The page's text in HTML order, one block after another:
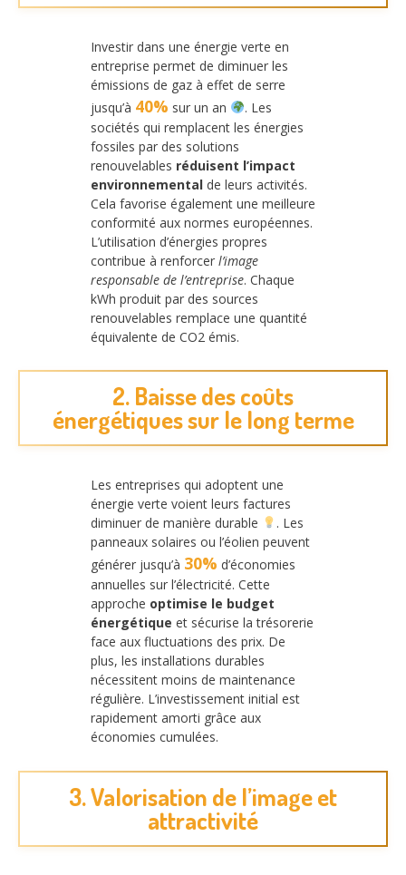
Investir dans une énergie verte en
entreprise permet de diminuer les
émissions de gaz à effet de serre
jusqu’à 40% sur un an
. Les
sociétés qui remplacent les énergies
fossiles par des solutions
renouvelables réduisent l’impact
environnemental de leurs activités.
Cela favorise également une meilleure
conformité aux normes européennes.
L’utilisation d’énergies propres
contribue à renforcer l’image
responsable de l’entreprise. Chaque
kWh produit par des sources
renouvelables remplace une quantité
équivalente de CO2 émis.
2. Baisse des coûts
énergétiques sur le long terme
Les entreprises qui adoptent une
énergie verte voient leurs factures
diminuer de manière durable
. Les
panneaux solaires ou l’éolien peuvent
générer jusqu’à 30% d’économies
annuelles sur l’électricité. Cette
approche optimise le budget
énergétique et sécurise la trésorerie
face aux fluctuations des prix. De
plus, les installations durables
nécessitent moins de maintenance
régulière. L’investissement initial est
rapidement amorti grâce aux
économies cumulées.
3. Valorisation de l’image et
attractivité